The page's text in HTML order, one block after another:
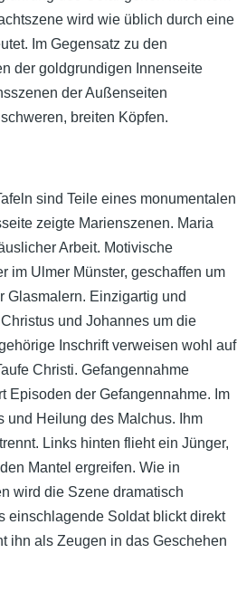
wird wie üblich durch eine
Im Gegensatz zu den
der goldgrundigen Innenseite
der Außenseiten
breiten Köpfen.
sind Teile eines monumentalen
zeigte Marienszenen. Maria
Arbeit. Motivische
im Ulmer Münster, geschaffen um
Glasmalern. Einzigartig und
und Johannes um die
Inschrift verweisen wohl auf
Christi. Gefangennahme
Episoden der Gefangennahme. Im
und Heilung des Malchus. Ihm
Links hinten flieht ein Jünger,
Mantel ergreifen. Wie in
wird die Szene dramatisch
einschlagende Soldat blickt direkt
ihn als Zeugen in das Geschehen